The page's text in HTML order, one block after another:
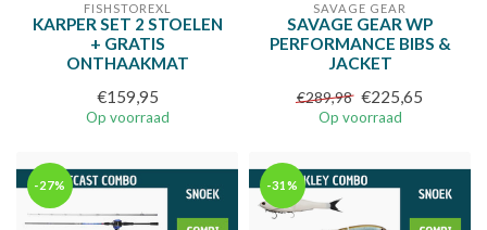
FISHSTOREXL
KARPER SET 2 STOELEN
+ GRATIS
ONTHAAKMAT
€159,95
Op voorraad
SAVAGE GEAR
SAVAGE GEAR WP
PERFORMANCE BIBS &
JACKET
€289,98 €225,65
Op voorraad
-27% -31%